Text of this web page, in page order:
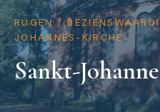
RÜGEN/
JOHANNES-KIRCHE
Sankt-